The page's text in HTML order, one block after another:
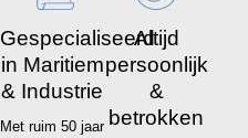
Gespecialiseerd
in Maritiem
& Industrie
Met ruim 50 jaar
Altijd
persoonlijk
&
betrokken